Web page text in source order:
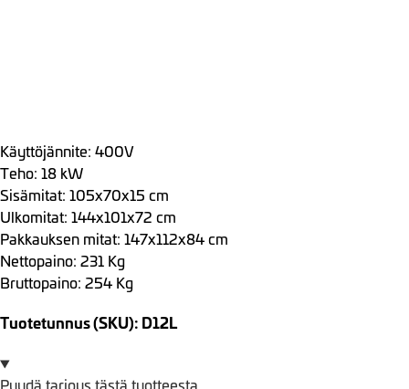
Käyttöjännite: 400V
Teho: 18 kW
Sisämitat: 105x70x15 cm
Ulkomitat: 144x101x72 cm
Pakkauksen mitat: 147x112x84 cm
Nettopaino: 231 Kg
Bruttopaino: 254 Kg
Tuotetunnus (SKU): D12L
Pyydä tarjous tästä tuotteesta